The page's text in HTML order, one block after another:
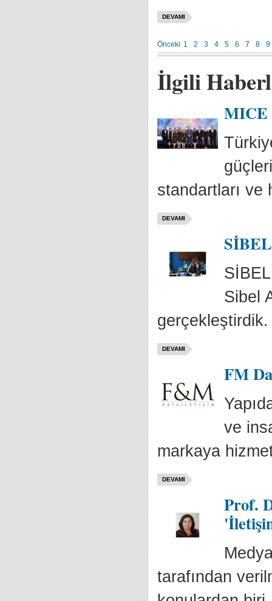
DEVAMI
Önceki 1 2 3 4 5 6 7 8 9
İlgili
MICE
standartları ve
DEVAMI
Sibel
DEVAMI
FM
ve
markaya
DEVAMI
Prof.
tarafından